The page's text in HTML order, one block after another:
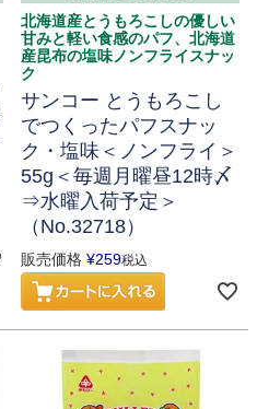
北海道産とうもろこしの優しい
甘みと軽い食感のパフ、北海道
産昆布の塩味ノンフライスナッ
ク
サンコー とうもろこし
でつくったパフスナッ
ク・塩味＜ノンフライ＞
55g＜毎週月曜昼12時〆
⇒水曜入荷予定＞
（No.32718）
販売価格 ¥259税込